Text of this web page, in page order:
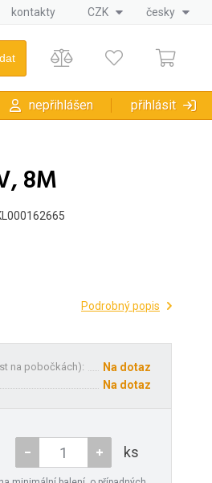
kontakty CZK česky
nepřihlášen přihlásit
8M
Podrobný popis
na pobočkách):
Na dotaz
Na dotaz
ks